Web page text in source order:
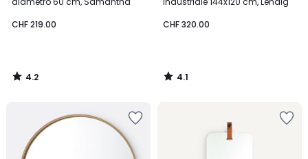
CHF 219.00
4.2
/
CHF 320.00
4.1
/